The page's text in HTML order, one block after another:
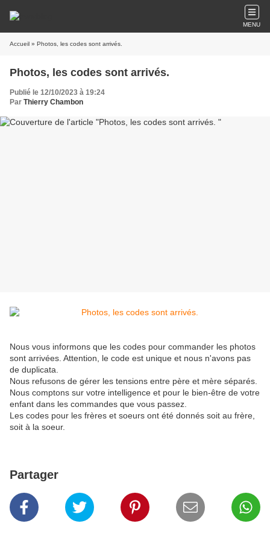
MENU
Accueil » Photos, les codes sont arrivés.
Photos, les codes sont arrivés.
Publié le 12/10/2023 à 19:24
Par Thierry Chambon
Nous vous informons que les codes pour commander les photos
sont arrivées. Attention, le code est unique et nous n'avons pas
de duplicata.
Nous refusons de gérer les tensions entre père et mère séparés.
Nous comptons sur votre intelligence et pour le bien-être de votre
enfant dans les commandes que vous passez.
Les codes pour les frères et soeurs ont été donnés soit au frère,
soit à la soeur.
Partager